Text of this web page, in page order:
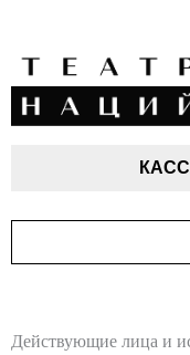
Действующие лица и